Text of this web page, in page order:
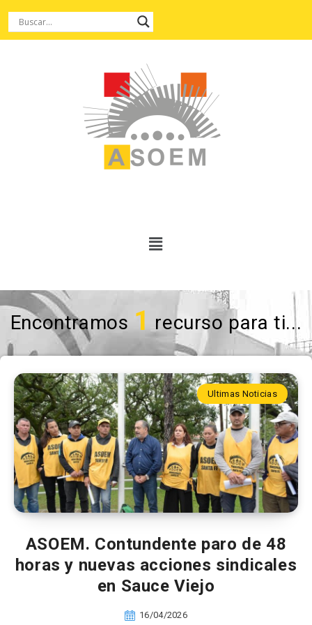
Encontramos 1 recurso para ti...
Ultimas Noticias
ASOEM. Contundente paro de 48
horas y nuevas acciones sindicales
en Sauce Viejo
16/04/2026